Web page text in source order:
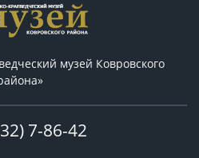
музей Ковровского
7-86-42